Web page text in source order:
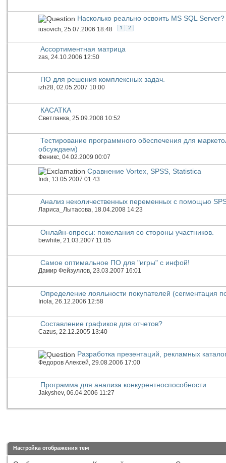
Насколько реально освоить MS SQL Server?
iusovich, 25.07.2006 18:48 1 2
Ассортиментная матрица
zas , 24.10.2006 12:50
ПО для решения комплексных задач.
izh28, 02.05.2007 10:00
КАСАТКА
Светланка , 25.09.2008 10:52
Тестирование программного обеспечения для
обсуждаем)
Феникс, 04.02.2009 00:07
Сравнение Vortex, SPSS, Statistica
Indi, 13.05.2007 01:43
Анализ неколичественных переменных с помощью
Лариса_Лытасова, 18.04.2008 14:23
Онлайн-опросы: пожелания со стороны участников.
bewhite , 21.03.2007 11:05
Самое оптимальное ПО для "игры" с инфой!
Дамир Фейзуллов, 23.03.2007 16:01
Определение лояльности покупателей (сегментация
Iriola , 26.12.2006 12:58
Составление графиков для отчетов?
Cazus, 22.12.2005 13:40
Разработка презентаций, рекламных
Федоров Алексей, 29.08.2006 17:00
Программа для анализа конкурентноспособности
Jakyshev, 06.04.2006 11:27
Настройка отображения тем